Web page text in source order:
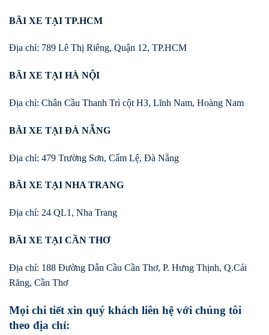
BÃI XE TẠI TP.HCM
Địa chỉ: 789 Lê Thị Riêng, Quận 12, TP.HCM
BÃI XE TẠI HÀ NỘI
Địa chỉ: Chân Cầu Thanh Trì cột H3, Lĩnh Nam, Hoàng Nam
BÃI XE TẠI ĐÀ NẴNG
Địa chỉ: 479 Trường Sơn, Cẩm Lệ, Đà Nẵng
BÃI XE TẠI NHA TRANG
Địa chỉ: 24 QL1, Nha Trang
BÃI XE TẠI CẦN THƠ
Địa chỉ: 188 Đường Dẫn Cầu Cần Thơ, P. Hưng Thịnh, Q.Cái
Răng, Cần Thơ
Mọi chi tiết xin quý khách liên hệ với chúng tôi
theo địa chỉ: